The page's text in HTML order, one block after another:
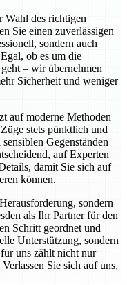
Wahl des richtigen
Sie einen zuverlässigen
sondern auch
ob es um die
– wir übernehmen
Sicherheit und weniger
auf moderne Methoden
stets pünktlich und
Gegenständen
auf Experten
damit Sie sich auf
können.
sondern
als Ihr Partner für den
Schritt geordnet und
Unterstützung, sondern
uns zählt nicht nur
Sie sich auf uns,